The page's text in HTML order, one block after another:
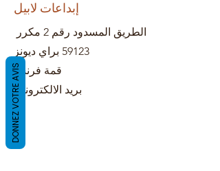
إبداعات لابيل
الطريق المسدود رقم 2 مكرر
59123 براي ديونز
قمة فرنسا
بريد الالكتروني:
DONNEZ VOTRE AVIS